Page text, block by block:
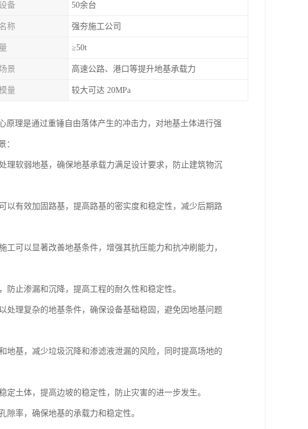
备 50余台
称 强夯施工公司
≥50t
景 高速公路、港口等提升地基承载力
量 较大可达 20MPa
理是通过重锤自由落体产生的冲击力，对地基土体进行强
：
理软弱地基，确保地基承载力满足设计要求，防止建筑物沉
以有效加固路基，提高路基的密实度和稳定性，减少后期路
可以显著改善地基条件，增强其抗压能力和抗冲刷能力，
止渗漏和沉降，提高工程的耐久性和稳定性。
处理复杂的地基条件，确保设备基础稳固，避免因地基问题
地基，减少垃圾沉降和渗滤液泄漏的风险，同时提高场地的
土体，提高边坡的稳定性，防止灾害的进一步发生。
率，确保地基的承载力和稳定性。